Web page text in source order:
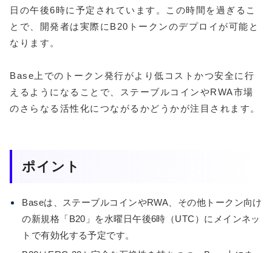
日の午後6時に予定されています。この時間を過ぎるこ
とで、開発者は実際にB20トークンのデプロイが可能と
なります。
Base上でのトークン発行がより低コストかつ安全に行
えるようになることで、ステーブルコインやRWA市場
のさらなる活性化につながるかどうかが注目されます。
ポイント
Baseは、ステーブルコインやRWA、その他トークン向け
の新規格「B20」を水曜日午後6時（UTC）にメインネッ
トで有効化する予定です。